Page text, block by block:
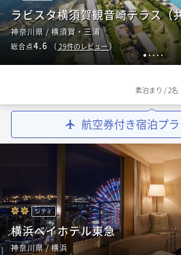
1 23 45
ラビスタ横須賀観音崎テラス（
神奈川県 / 横須賀・三浦
総合点4.6 （ 29件のレビュー）
素泊まり /2名
航空券付き宿泊プ
シティ
横浜ベイホテル東急
神奈川県 / 横浜